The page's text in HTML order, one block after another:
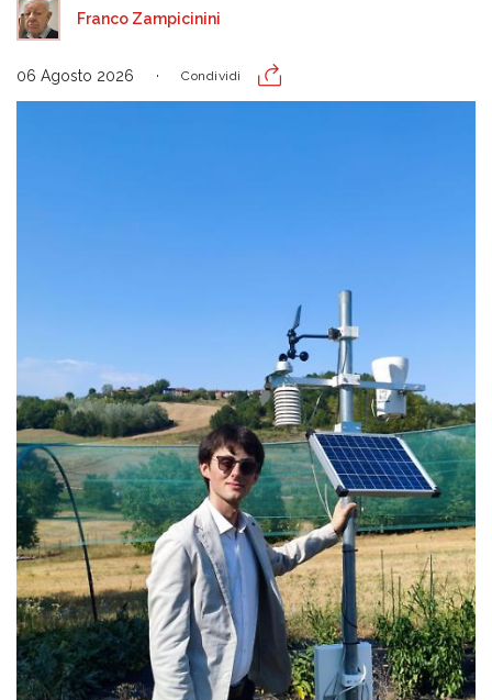
Franco Zampicinini
06 Agosto 2026 Condividi